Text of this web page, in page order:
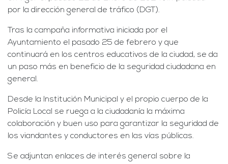
por la dirección general de tráfico (DGT).
Tras la campaña informativa iniciada por el
Ayuntamiento el pasado 25 de febrero y que
continuará en los centros educativos de la ciudad, se da
un paso más en beneficio de la seguridad ciudadana en
general.
Desde la Institución Municipal y el propio cuerpo de la
Policía Local se ruega a la ciudadanía la máxima
colaboración y buen uso para garantizar la seguridad de
los viandantes y conductores en las vías públicas.
Se adjuntan enlaces de interés general sobre la